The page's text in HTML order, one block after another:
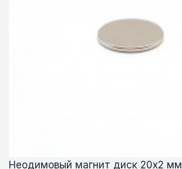
Неодимовый магнит диск 20х2 мм